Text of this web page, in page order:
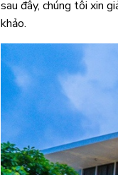
sau đây, chúng tôi xin
khảo.